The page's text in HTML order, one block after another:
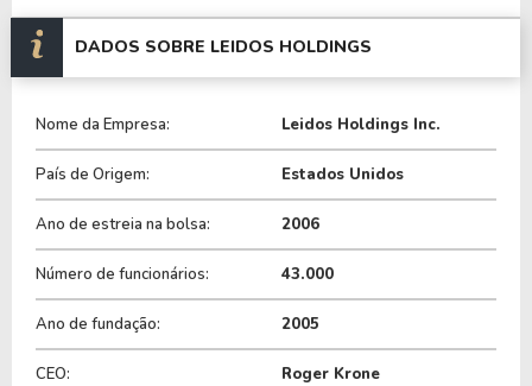
possui um P/L de 10,08, um P/VP de 2,81 e nos
últimos 12 meses o dividend yeld da LDOS ficou
em 1,50%.
A empresa é negociada no Brasil através do BDR
L1DO34, ou pode ser adquirida no exterior através
do tickerLDOS
DADOS SOBRE LEIDOS HOLDINGS
Nome da Empresa: Leidos Holdings Inc.
País de Origem: Estados Unidos
Ano de estreia na bolsa: 2006
Número de funcionários: 43.000
Ano de fundação: 2005
CEO: Roger Krone